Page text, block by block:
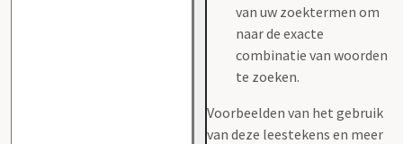
van uw zoektermen om
naar de exacte
combinatie van woorden
te zoeken.
Voorbeelden van het gebruik
van deze leestekens en meer